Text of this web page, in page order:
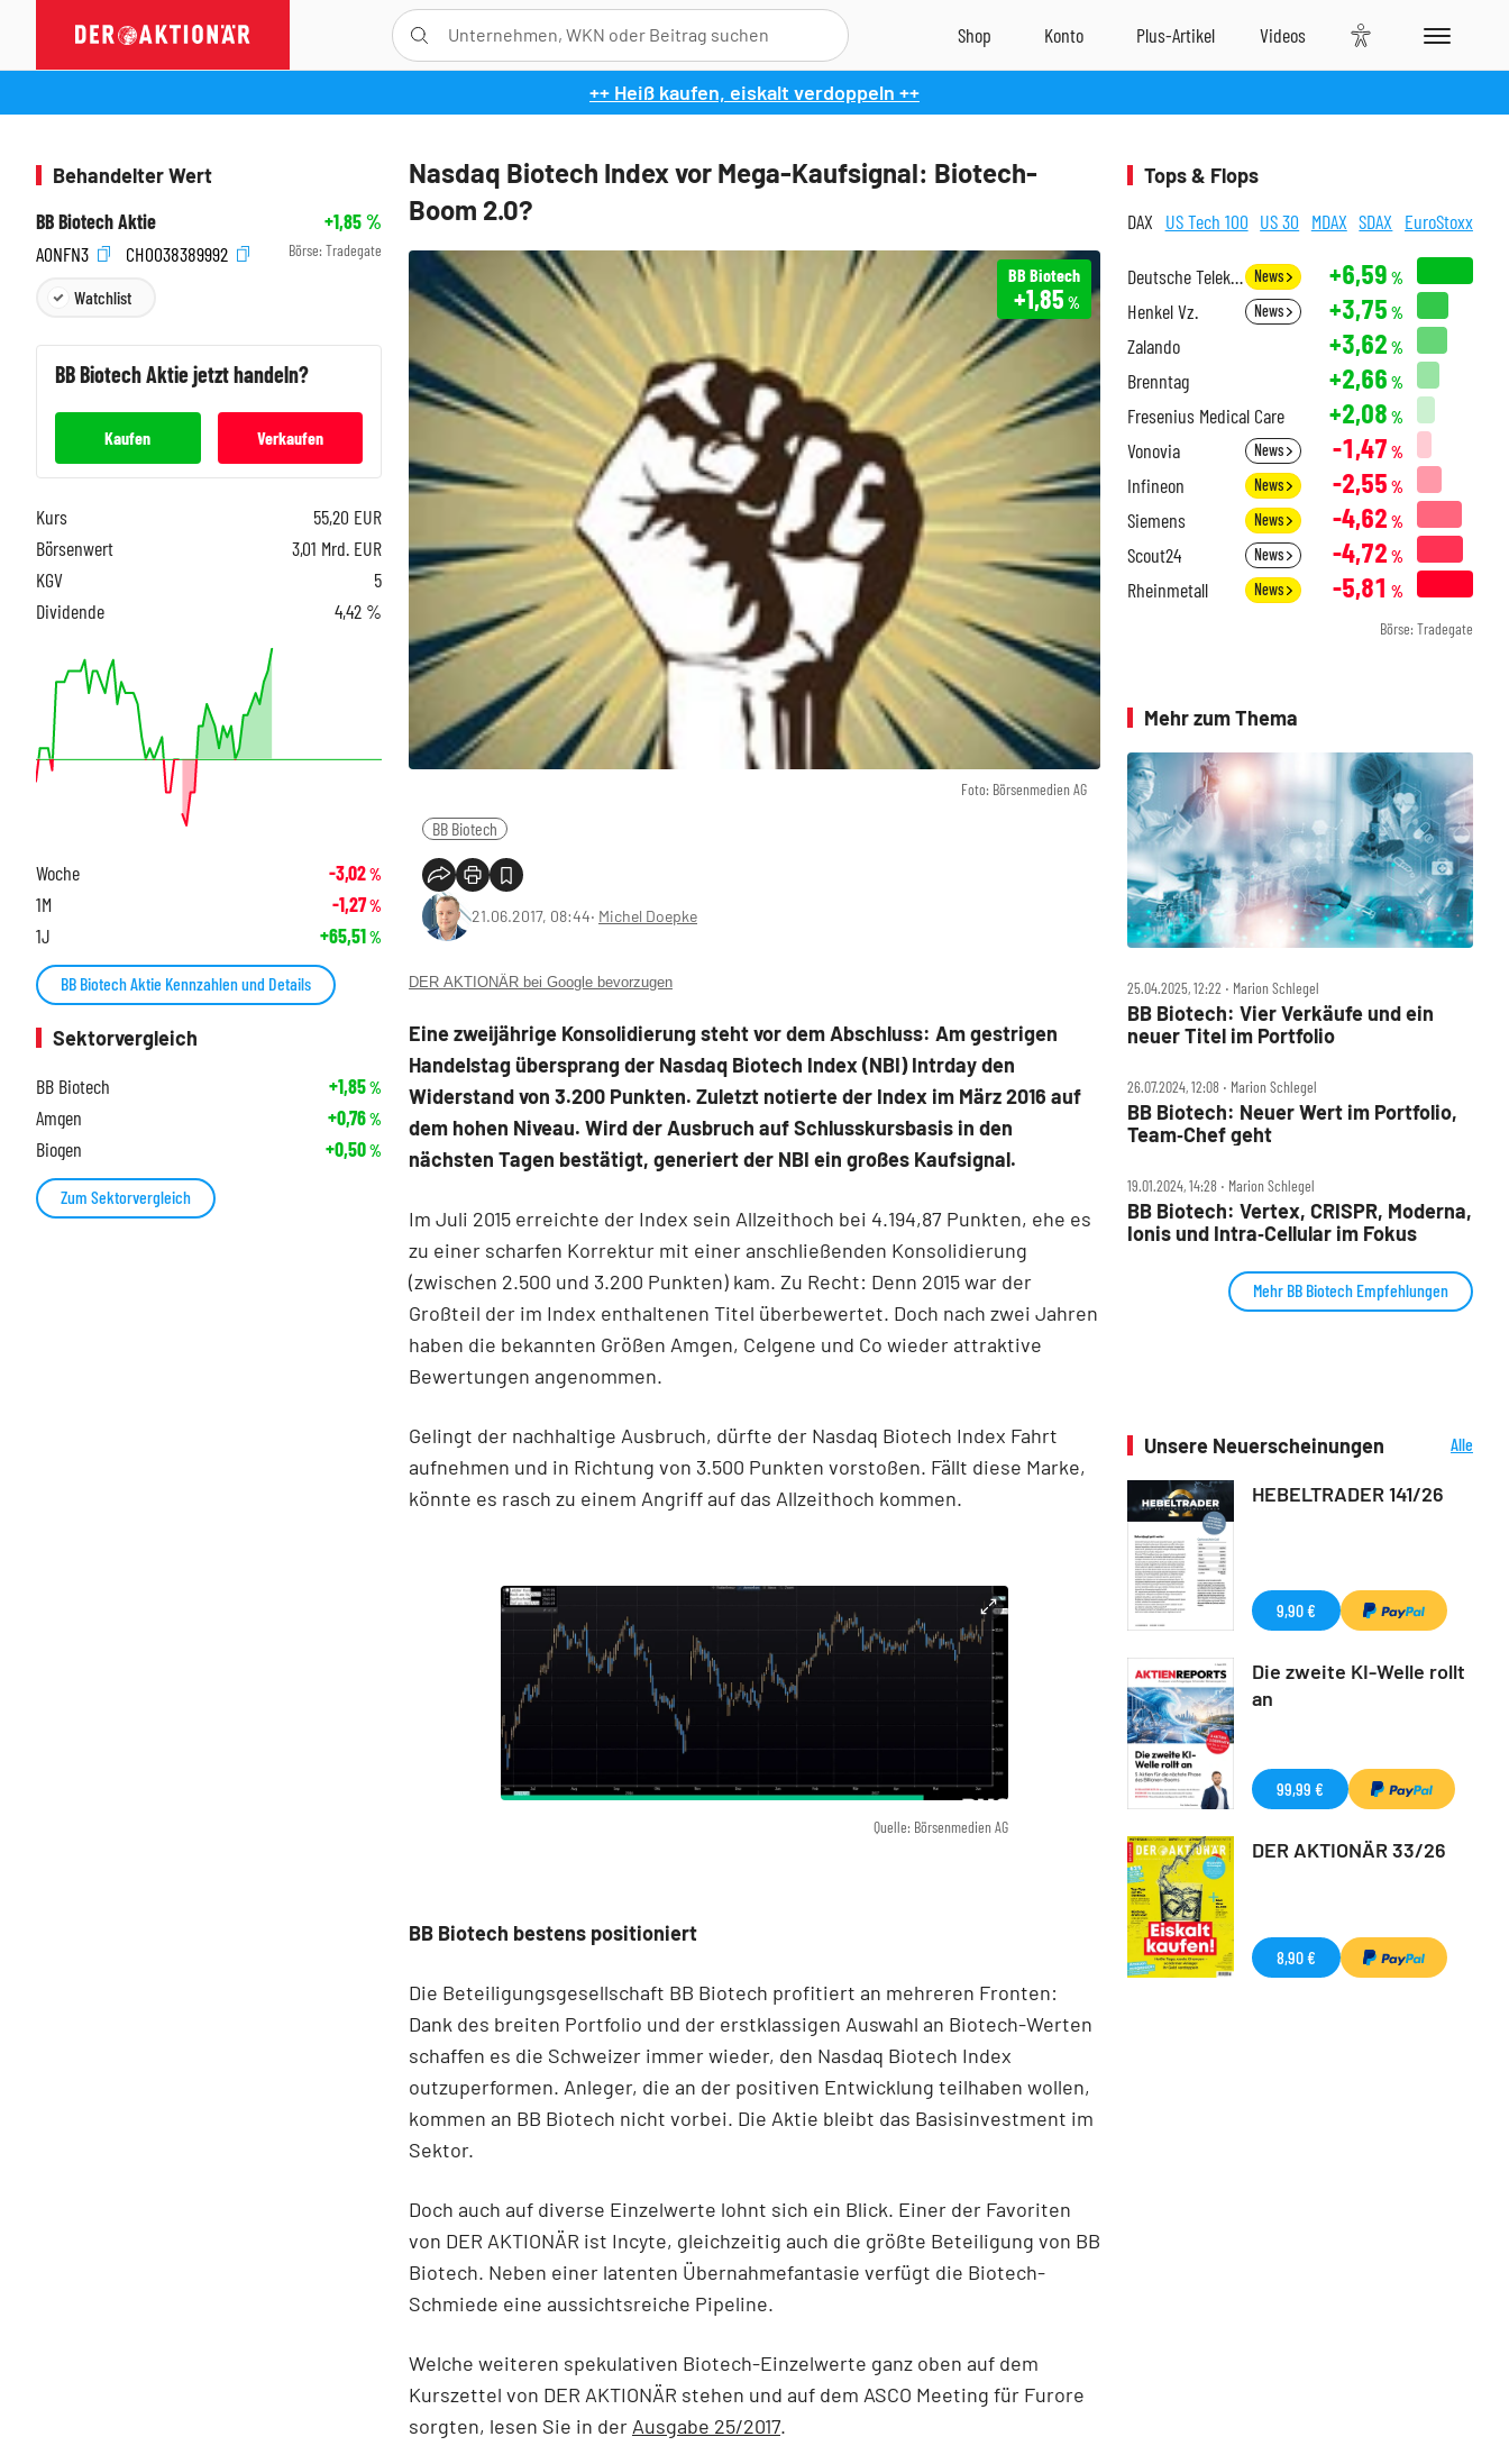
++ Heiß kaufen, eiskalt verdoppeln ++
Nasdaq Biotech Index vor Mega-Kaufsignal: Biotech-
Boom 2.0?
Foto: Börsenmedien AG
BB Biotech
+1,85 %
BB Biotech
21.06.2017, 08:44‧ Michel Doepke
DER AKTIONÄR bei Google bevorzugen
Eine zweijährige Konsolidierung steht vor dem Abschluss: Am gestrigen
Handelstag übersprang der Nasdaq Biotech Index (NBI) Intrday den
Widerstand von 3.200 Punkten. Zuletzt notierte der Index im März 2016 auf
dem hohen Niveau. Wird der Ausbruch auf Schlusskursbasis in den
nächsten Tagen bestätigt, generiert der NBI ein großes Kaufsignal.
Im Juli 2015 erreichte der Index sein Allzeithoch bei 4.194,87 Punkten, ehe es
zu einer scharfen Korrektur mit einer anschließenden Konsolidierung
(zwischen 2.500 und 3.200 Punkten) kam. Zu Recht: Denn 2015 war der
Großteil der im Index enthaltenen Titel überbewertet. Doch nach zwei Jahren
haben die bekannten Größen Amgen, Celgene und Co wieder attraktive
Bewertungen angenommen.
Gelingt der nachhaltige Ausbruch, dürfte der Nasdaq Biotech Index Fahrt
aufnehmen und in Richtung von 3.500 Punkten vorstoßen. Fällt diese Marke,
könnte es rasch zu einem Angriff auf das Allzeithoch kommen.
Quelle: Börsenmedien AG
BB Biotech bestens positioniert
Die Beteiligungsgesellschaft BB Biotech profitiert an mehreren Fronten:
Dank des breiten Portfolio und der erstklassigen Auswahl an Biotech-Werten
schaffen es die Schweizer immer wieder, den Nasdaq Biotech Index
outzuperformen. Anleger, die an der positiven Entwicklung teilhaben wollen,
kommen an BB Biotech nicht vorbei. Die Aktie bleibt das Basisinvestment im
Sektor.
Doch auch auf diverse Einzelwerte lohnt sich ein Blick. Einer der Favoriten
von DER AKTIONÄR ist Incyte, gleichzeitig auch die größte Beteiligung von BB
Biotech. Neben einer latenten Übernahmefantasie verfügt die Biotech-
Schmiede eine aussichtsreiche Pipeline.
Welche weiteren spekulativen Biotech-Einzelwerte ganz oben auf dem
Kurszettel von DER AKTIONÄR stehen und auf dem ASCO Meeting für Furore
sorgten, lesen Sie in der Ausgabe 25/2017.
Behandelter Wert
BB Biotech Aktie
+1,85%
A0NFN3
CH0038389992 Börse: Tradegate
Watchlist
BB BiotechAktie jetzt handeln?
Kaufen Verkaufen
Kurs 55,20 EUR
Börsenwert
3,01 Mrd. EUR
KGV
5
Dividende
4,42 %
Woche -3,02%
1M -1,27%
1J +65,51%
BB Biotech Aktie Kennzahlen und Details
Sektorvergleich
BB Biotech
+1,85%
Amgen +0,76%
Biogen +0,50%
Zum Sektorvergleich
Tops & Flops
DAX US Tech 100 US 30 MDAX SDAX EuroStoxx
Deutsche Telekom News +6,59 %
Henkel Vz. News +3,75 %
Zalando +3,62 %
Brenntag +2,66 %
Fresenius Medical Care +2,08 %
Vonovia News -1,47 %
Infineon News -2,55 %
Siemens News -4,62 %
Scout24 News -4,72 %
Rheinmetall News -5,81 %
Börse: Tradegate
Mehr zum Thema
25.04.2025, 12:22 ‧ Marion Schlegel
BB Biotech: Vier Verkäufe und ein
neuer Titel im Portfolio
26.07.2024, 12:08 ‧ Marion Schlegel
BB Biotech: Neuer Wert im Portfolio,
Team‑Chef geht
19.01.2024, 14:28 ‧ Marion Schlegel
BB Biotech: Vertex, CRISPR, Moderna,
Ionis und Intra‑Cellular im Fokus
Mehr BB Biotech Empfehlungen
Unsere Neuerscheinungen
Alle
HEBELTRADER 141/26
9,90 €
Die zweite KI-Welle rollt
an
99,99 €
DER AKTIONÄR 33/26
8,90 €